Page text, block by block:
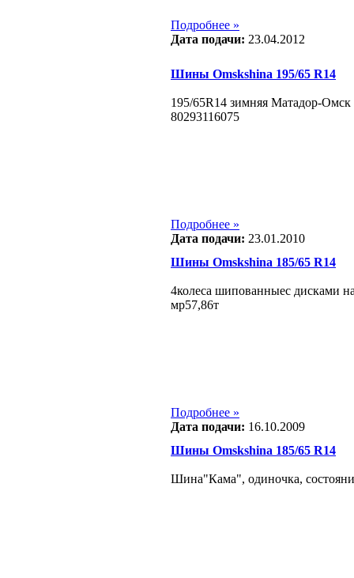
Подробнее »
Дата подачи: 23.04.2012
Шины Omskshina 195/65 R14
195/65R14 зимняя Матадор-Омск
80293116075
Подробнее »
Дата подачи: 23.01.2010
Шины Omskshina 185/65 R14
4колеса шипованныес дисками
мр57,86т
Подробнее »
Дата подачи: 16.10.2009
Шины Omskshina 185/65 R14
Шина"Кама", одиночка,